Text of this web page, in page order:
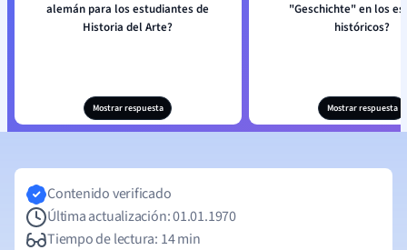
alemán para los estudiantes de
Historia del Arte?
Mostrar respuesta
"Geschichte" en los
históricos?
Mostrar respuesta
Contenido verificado
Última actualización: 01.01.1970
Tiempo de lectura: 14 min